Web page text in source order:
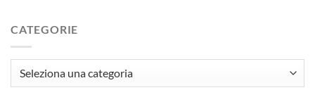
CATEGORIE